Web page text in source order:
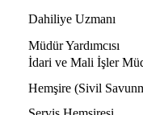
Dahiliye Uzmanı
Müdür Yardımcısı
İdari ve Mali İşler
Hemşire (Sivil